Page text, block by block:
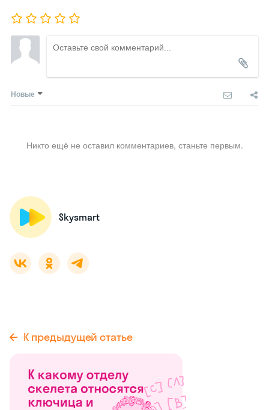
Новые
Никто ещё не оставил комментариев, станьте первым.
Skysmart
К предыдущей статье